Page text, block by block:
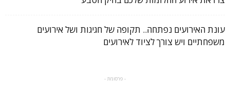
עונת האירועים נפתחה.. תקופה של חגיגות ושל אירועים
משפחתיים ויש צורך לציוד לאירועים
- פרסומת -